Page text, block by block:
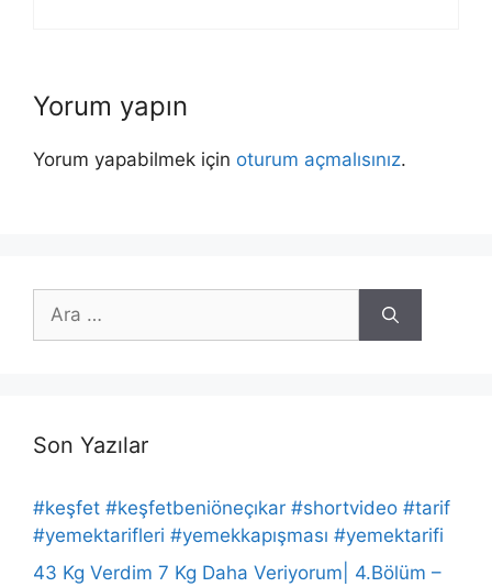
Yorum yapın
Yorum yapabilmek için oturum açmalısınız.
için
Son Yazılar
#keşfet #keşfetbeniöneçıkar #shortvideo #tarif
#yemektarifleri #yemekkapışması #yemektarifi
43 Kg Verdim 7 Kg Daha Veriyorum| 4.Bölüm –